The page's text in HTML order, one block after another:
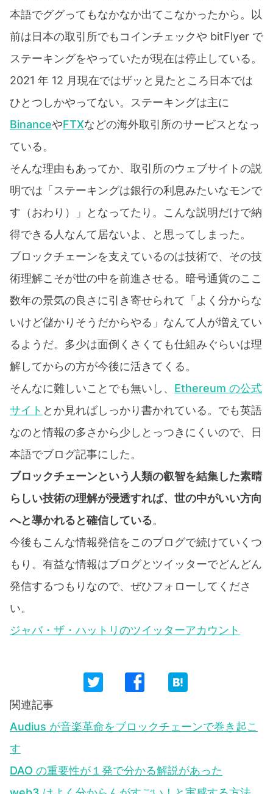
本語でググってもなかなか出てこなかったから。以
前は日本の取引所でもコインチェックや bitFlyer で
ステーキングをやっていたが現在は停止している。
2021 年 12 月現在ではザッと見たところ日本では
ひとつしかやってない。ステーキングは主に
BinanceやFTXなどの海外取引所のサービスとなっ
ている。
そんな理由もあってか、取引所のウェブサイトの説
明では「ステーキングは銀行の利息みたいなモンで
す（おわり）」となってたり。こんな説明だけで納
得できる人なんて居ないよ、と思ってしまった。
ブロックチェーンを支えているのは技術で、その技
術理解こそが世の中を前進させる。暗号通貨のここ
数年の景気の良さに引き寄せられて「よく分からな
いけど儲かりそうだからやる」なんて人が増えてい
るようだ。多少は面倒くさくても仕組みぐらいは理
解してからの方が今後に活きてくる。
そんなに難しいことでも無いし、 Ethereum の公式
サイト とか見ればしっかり書かれている。でも英語
なのと情報の多さから少しとっつきにくいので、日
本語でブログ記事にした。
ブロックチェーンという人類の叡智を結集した素晴
らしい技術の理解が浸透すれば、世の中がいい方向
へと導かれると確信している。
今後もこんな情報発信をこのブログで続けていくつ
もり。有益な情報はブログとツイッターでどんどん
発信するつもりなので、ぜひフォローしてくださ
い。
ジャバ・ザ・ハットリのツイッターアカウント
関連記事
Audius が音楽革命をブロックチェーンで巻き起こ
す
DAO の重要性が１発で分かる解説があった